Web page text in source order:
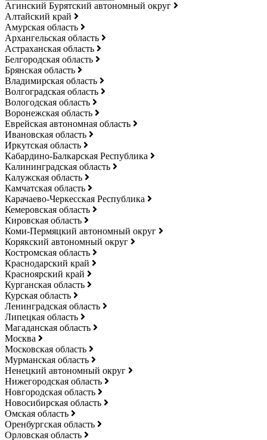
Агинский Бурятский автономный округ
Алтайский край
Амурская область
Архангельская область
Астраханская область
Белгородская область
Брянская область
Владимирская область
Волгоградская область
Вологодская область
Воронежская область
Еврейская автономная область
Ивановская область
Иркутская область
Кабардино-Балкарская Республика
Калининградская область
Калужская область
Камчатская область
Карачаево-Черкесская Республика
Кемеровская область
Кировская область
Коми-Пермяцкий автономный округ
Корякский автономный округ
Костромская область
Краснодарский край
Красноярский край
Курганская область
Курская область
Ленинградская область
Липецкая область
Магаданская область
Москва
Московская область
Мурманская область
Ненецкий автономный округ
Нижегородская область
Новгородская область
Новосибирская область
Омская область
Оренбургская область
Орловская область